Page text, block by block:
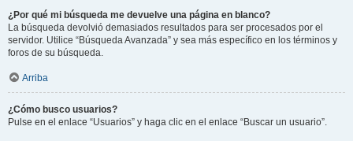
¿Por qué mi búsqueda me devuelve una página en blanco?
La búsqueda devolvió demasiados resultados para ser procesados por el
servidor. Utilice “Búsqueda Avanzada” y sea más específico en los términos y
foros de su búsqueda.
Arriba
¿Cómo busco usuarios?
Pulse en el enlace “Usuarios” y haga clic en el enlace “Buscar un usuario”.